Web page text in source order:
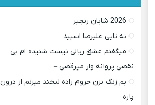
2026 شایان رنجبر
نه تایی علیرضا اسپید
میگفتم عشق ریالی نیست شنیده ام بی
نقصی پروانه وار میرقصی –
بم زنگ نزن حروم زاده لبخند میزنم از درون
پاره –